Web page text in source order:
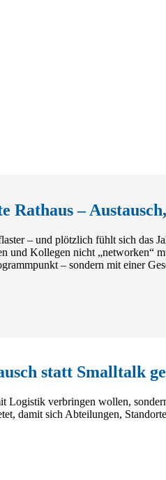
Rathaus –
– und plötzlich fühlt sich das
Kollegen nicht „networken“
– sondern mit einer
statt Smalltalk
verbringen wollen,
damit sich Abteilungen,